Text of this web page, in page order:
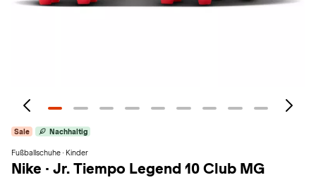
Sale Nachhaltig
Fußballschuhe · Kinder
Nike · Jr. Tiempo Legend 10 Club MG